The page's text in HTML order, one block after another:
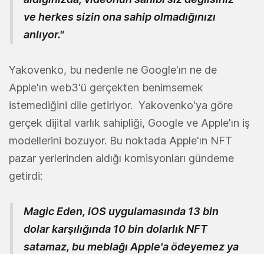
ve herkes sizin ona sahip olmadığınızı
anlıyor."
Yakovenko, bu nedenle ne Google'ın ne de
Apple'ın web3'ü gerçekten benimsemek
istemediğini dile getiriyor. Yakovenko'ya göre
gerçek dijital varlık sahipliği, Google ve Apple'ın iş
modellerini bozuyor. Bu noktada Apple'ın NFT
pazar yerlerinden aldığı komisyonları gündeme
getirdi:
Magic Eden, iOS uygulamasında 13 bin
dolar karşılığında 10 bin dolarlık NFT
satamaz, bu meblağı Apple'a ödeyemez ya